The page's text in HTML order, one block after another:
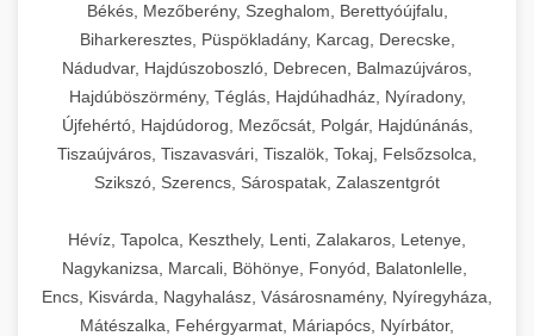
Békés, Mezőberény, Szeghalom, Berettyóújfalu,
Biharkeresztes, Püspökladány, Karcag, Derecske,
Nádudvar, Hajdúszoboszló, Debrecen, Balmazújváros,
Hajdúböszörmény, Téglás, Hajdúhadház, Nyíradony,
Újfehértó, Hajdúdorog, Mezőcsát, Polgár, Hajdúnánás,
Tiszaújváros, Tiszavasvári, Tiszalök, Tokaj, Felsőzsolca,
Szikszó, Szerencs, Sárospatak, Zalaszentgrót
Hévíz, Tapolca, Keszthely, Lenti, Zalakaros, Letenye,
Nagykanizsa, Marcali, Böhönye, Fonyód, Balatonlelle,
Encs, Kisvárda, Nagyhalász, Vásárosnamény, Nyíregyháza,
Mátészalka, Fehérgyarmat, Máriapócs, Nyírbátor,